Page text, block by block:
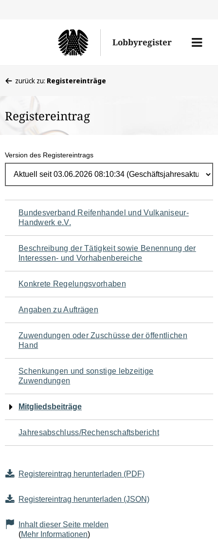
Lobbyregister
Menü
befinden
hier:
zurück zu: Registereinträge
Registereintrag
Version des Registereintrags
Navigation
für
den
Seiteninhalt
Bundesverband Reifenhandel und Vulkaniseur-
Handwerk e.V.
Beschreibung der Tätigkeit sowie Benennung der
Interessen- und Vorhabenbereiche
Konkrete Regelungsvorhaben
Angaben zu Aufträgen
Zuwendungen oder Zuschüsse der öffentlichen
Hand
Schenkungen und sonstige lebzeitige
Zuwendungen
Mitgliedsbeiträge
Jahresabschluss/Rechenschaftsbericht
Registereintrag herunterladen (PDF)
Registereintrag herunterladen (JSON)
Inhalt dieser Seite melden
(Mehr Informationen)